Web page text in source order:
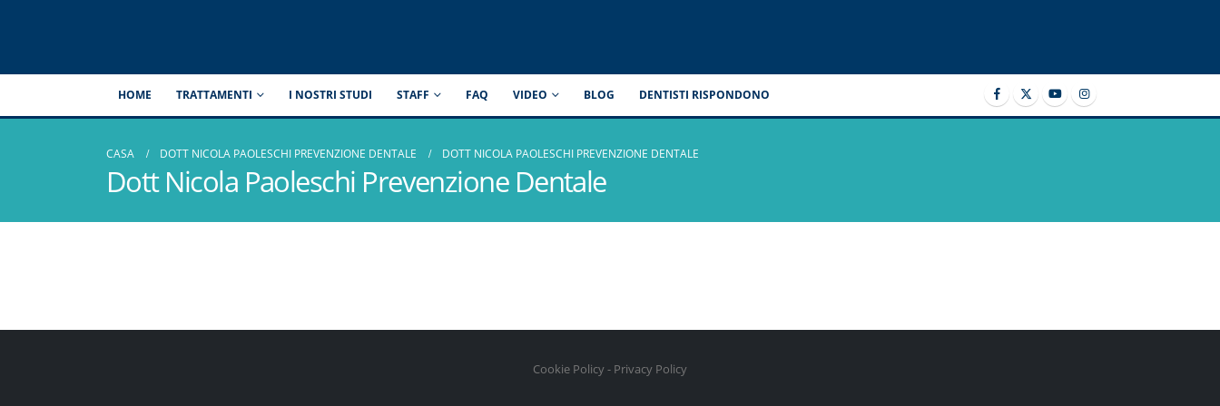
HOME TRATTAMENTI I NOSTRI STUDI STAFF FAQ VIDEO BLOG DENTISTI RISPONDONO
CASA DOTT NICOLA PAOLESCHI PREVENZIONE DENTALE DOTT NICOLA PAOLESCHI PREVENZIONE DENTALE
Dott Nicola Paoleschi Prevenzione Dentale
Cookie Policy- Privacy Policy